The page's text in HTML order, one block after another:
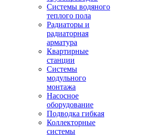
Системы водяного
теплого пола
Радиаторы и
радиаторная
арматура
Квартирные
станции
Системы
модульного
монтажа
Насосное
оборудование
Подводка гибкая
Коллекторные
системы